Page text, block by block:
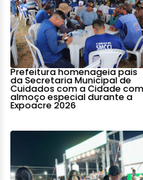
Prefeitura homenageia pais
da Secretaria Municipal de
Cuidados com a Cidade com
almoço especial durante a
Expoacre 2026